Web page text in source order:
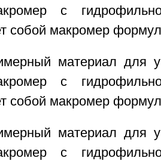
с
собой макромер
материал для
с
собой макромер
материал для
с